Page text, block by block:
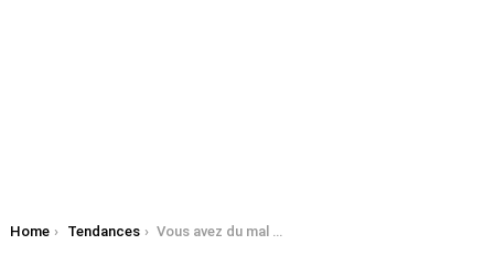
You are here:
Home Tendances Vous avez du mal à perdre du poids cet été ?